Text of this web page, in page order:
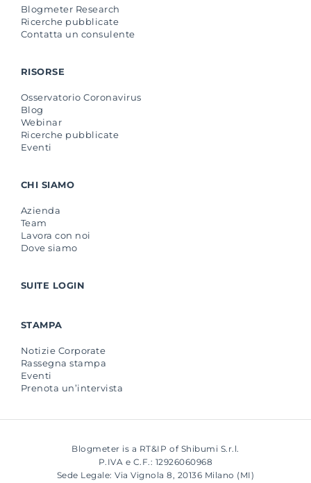
Blogmeter Research
Ricerche pubblicate
Contatta un consulente
RISORSE
Osservatorio Coronavirus
Blog
Webinar
Ricerche pubblicate
Eventi
CHI SIAMO
Azienda
Team
Lavora con noi
Dove siamo
SUITE LOGIN
STAMPA
Notizie Corporate
Rassegna stampa
Eventi
Prenota un’intervista
Blogmeter is a RT&IP of Shibumi S.r.l.
P.IVA e C.F.: 12926060968
Sede Legale: Via Vignola 8, 20136 Milano (MI)